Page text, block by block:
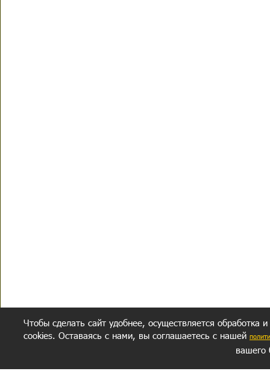
Чтобы сделать сайт удобнее, осуществляется обработка
cookies. Оставаясь с нами, вы соглашаетесь с нашей
вашего